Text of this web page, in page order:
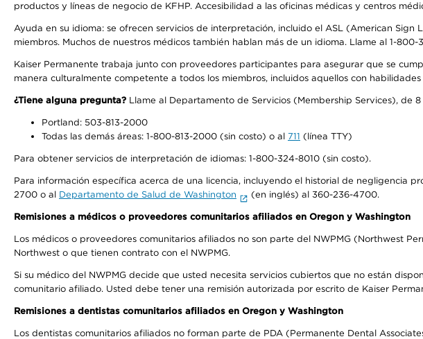
productos y líneas de negocio de KFHP. Accesibilidad a las oficinas médicas y centros
Ayuda en su idioma: se ofrecen servicios de interpretación, incluido el ASL (American
miembros. Muchos de nuestros médicos también hablan más de un idioma. Llame al 1-
Kaiser Permanente trabaja junto con proveedores participantes para asegurar que se
manera culturalmente competente a todos los miembros, incluidos aquellos con
¿Tiene alguna pregunta? Llame al Departamento de Servicios (Membership Services), de
Portland: 503-813-2000
Todas las demás áreas: 1-800-813-2000 (sin costo) o al 711 (línea TTY)
Para obtener servicios de interpretación de idiomas: 1-800-324-8010 (sin costo).
Para información específica acerca de una licencia, incluyendo el historial de negligencia
2700 o al Departamento de Salud de Washington (en inglés) al 360-236-4700.
Remisiones a médicos o proveedores comunitarios afiliados en Oregon y Washington
Los médicos o proveedores comunitarios afiliados no son parte del NWPMG (Northwest
Northwest o que tienen contrato con el NWPMG.
Si su médico del NWPMG decide que usted necesita servicios cubiertos que no están
comunitario afiliado. Usted debe tener una remisión autorizada por escrito de Kaiser
Remisiones a dentistas comunitarios afiliados en Oregon y Washington
Los dentistas comunitarios afiliados no forman parte de PDA (Permanente Dental